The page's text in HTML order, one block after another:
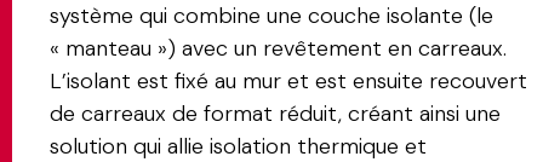
système qui combine une couche isolante (le
« manteau ») avec un revêtement en carreaux.
L’isolant est fixé au mur et est ensuite recouvert
de carreaux de format réduit, créant ainsi une
solution qui allie isolation thermique et